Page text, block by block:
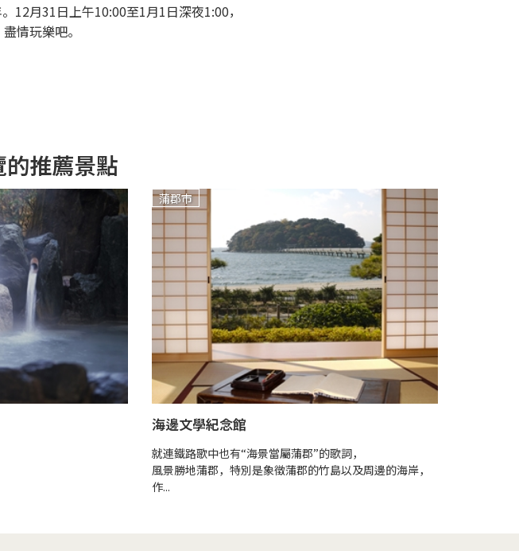
12月31日上午10:00至1月1日深夜1:00，
情玩樂吧。
推薦景點
蒲郡市
海邊文學紀念館
就連鐵路歌中也有“海景當屬蒲郡”的歌詞，
風景勝地蒲郡，特別是象徵蒲郡的竹島以及周邊的海岸，
作...